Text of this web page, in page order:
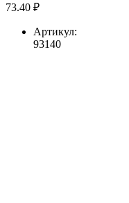
73.40 ₽
Артикул:
93140